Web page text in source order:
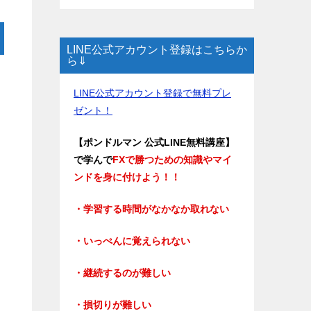
LINE公式アカウント登録はこちらか
ら⇓
LINE公式アカウント登録で無料プレ
ゼント！
【ポンドルマン 公式LINE無料講座】
で学んでFXで勝つための知識やマイ
ンドを身に付けよう！！
・学習する時間がなかなか取れない
・いっぺんに覚えられない
・継続するのが難しい
・損切りが難しい